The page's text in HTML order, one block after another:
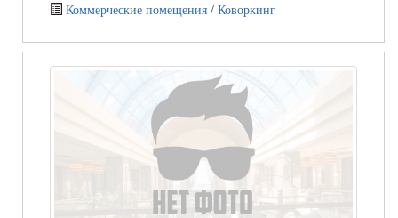
Коммерческие помещения / Коворкинг